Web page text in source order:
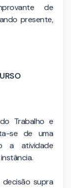
de
presente,
Trabalho e
se de uma
a atividade
supra